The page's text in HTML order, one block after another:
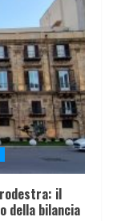
il
della bilancia